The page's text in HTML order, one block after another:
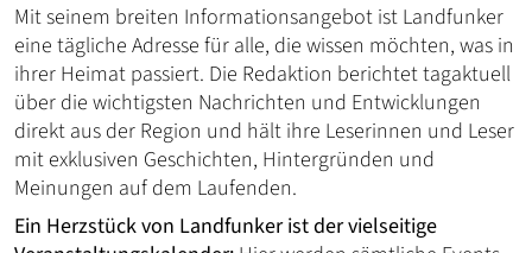
Mit seinem breiten Informationsangebot ist Landfunker
eine tägliche Adresse für alle, die wissen möchten, was in
ihrer Heimat passiert. Die Redaktion berichtet tagaktuell
über die wichtigsten Nachrichten und Entwicklungen
direkt aus der Region und hält ihre Leserinnen und Leser
mit exklusiven Geschichten, Hintergründen und
Meinungen auf dem Laufenden.
Ein Herzstück von Landfunker ist der vielseitige